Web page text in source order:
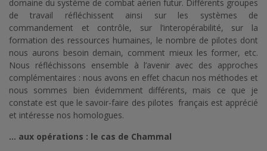
domaine du système de combat aérien futur. Différents groupes
de travail réfléchissent ainsi sur les systèmes de
commandement et contrôle, sur l’interopérabilité, sur la
formation des ressources humaines, le nombre de pilotes dont
nous aurons besoin demain, comment mieux les former, etc.
Nous réfléchissons ensemble à l’avenir avec des approches
complémentaires : nous avons en effet chacun nos méthodes et
nous sommes bien évidemment différents, mais ce que je
constate est que le savoir-faire des pilotes français est apprécié
et intéresse nos homologues.
… aux opérations : le cas de Chammal